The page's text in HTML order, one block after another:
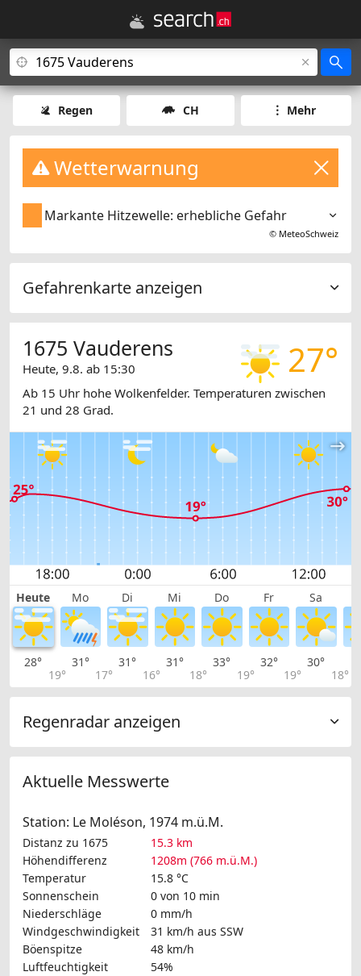
Regen CH Mehr
Wetterwarnung
Markante Hitzewelle: erhebliche Gefahr
© MeteoSchweiz
Gefahrenkarte anzeigen
27°
1675 Vauderens
Heute, 9.8. ab 15:30
Ab 15 Uhr hohe Wolkenfelder. Temperaturen zwischen
21 und 28 Grad.
Heute Mo Di Mi Do Fr Sa
28°
19°
31°
17°
31°
16°
31°
18°
33°
19°
32°
19°
30°
18°
Regenradar anzeigen
Aktuelle Messwerte
Station: Le Moléson, 1974 m.ü.M.
Distanz zu 1675
15.3 km
Höhendifferenz
1208m (766 m.ü.M.)
Temperatur
15.8 °C
Sonnenschein
0 von 10 min
Niederschläge
0 mm/h
Windgeschwindigkeit
31 km/h aus SSW
Böenspitze
48 km/h
Luftfeuchtigkeit
54%